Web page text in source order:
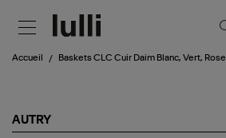
Accueil Baskets CLC Cuir Daim Blanc, Vert, Rose
AUTRY